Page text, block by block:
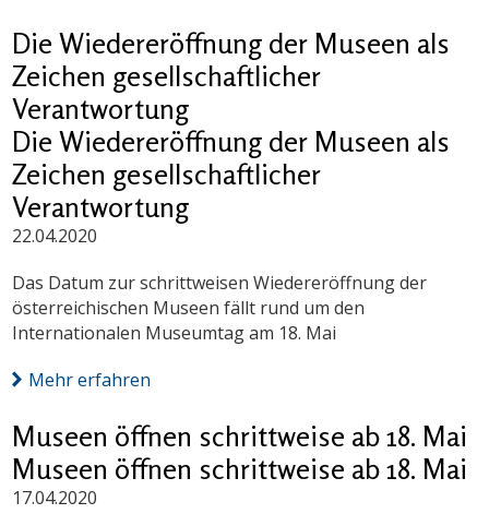
Die Wiedereröffnung der Museen als
Zeichen gesellschaftlicher
Verantwortung
Die Wiedereröffnung der Museen als
Zeichen gesellschaftlicher
Verantwortung
22.04.2020
Das Datum zur schrittweisen Wiedereröffnung der
österreichischen Museen fällt rund um den
Internationalen Museumtag am 18. Mai
Mehr erfahren
Museen öffnen schrittweise ab 18. Mai
Museen öffnen schrittweise ab 18. Mai
17.04.2020